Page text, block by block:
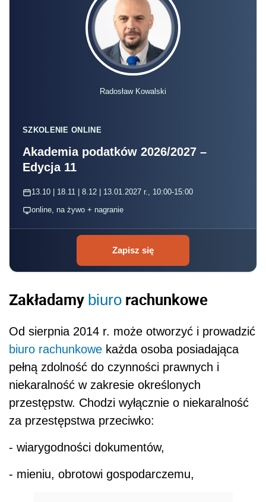
Radosław Kowalski
SZKOLENIE ONLINE
Akademia podatków 2026/2027 –
Edycja 11
13.10 | 18.11 | 8.12 | 13.01.2027 r., 10:00-15:00
online, na żywo + nagranie
Zapisz się
Zakładamy biuro rachunkowe
Od sierpnia 2014 r. może otworzyć i prowadzić
biuro rachunkowe każda osoba posiadająca
pełną zdolność do czynności prawnych i
niekaralność w zakresie określonych
przestępstw. Chodzi wyłącznie o niekaralność
za przestępstwa przeciwko:
- wiarygodności dokumentów,
- mieniu, obrotowi gospodarczemu,